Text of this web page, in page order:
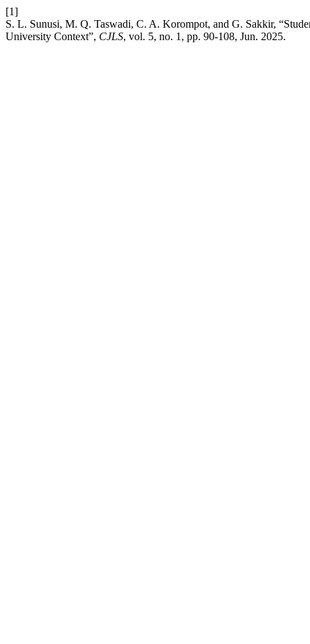
[1]
S. L. Sunusi, M. Q. Taswadi, C. A. Korompot, and G. Sakkir,
University Context”, CJLS, vol. 5, no. 1, pp. 90-108, Jun. 2025.